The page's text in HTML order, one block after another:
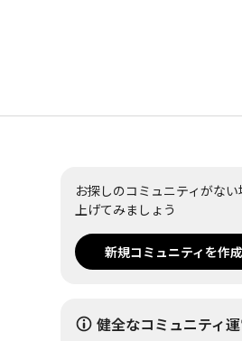
お探しのコミュニティがな
上げてみましょう
新規コミュニティを作成
健全なコミュニティ